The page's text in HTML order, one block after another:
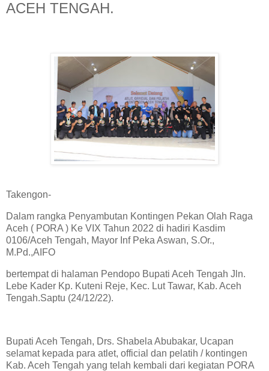
ACEH TENGAH.
Takengon-
Dalam rangka Penyambutan Kontingen Pekan Olah Raga
Aceh ( PORA ) Ke VIX Tahun 2022 di hadiri Kasdim
0106/Aceh Tengah, Mayor Inf Peka Aswan, S.Or.,
M.Pd.,AIFO
bertempat di halaman Pendopo Bupati Aceh Tengah Jln.
Lebe Kader Kp. Kuteni Reje, Kec. Lut Tawar, Kab. Aceh
Tengah.Saptu (24/12/22).
Bupati Aceh Tengah, Drs. Shabela Abubakar, Ucapan
selamat kepada para atlet, official dan pelatih / kontingen
Kab. Aceh Tengah yang telah kembali dari kegiatan PORA